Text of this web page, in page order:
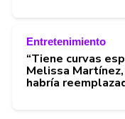
Entretenimiento
“Tiene curvas
Melissa
habría